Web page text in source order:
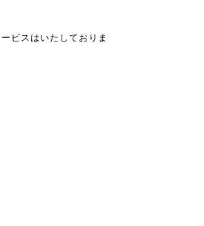
ビスはいたしておりま